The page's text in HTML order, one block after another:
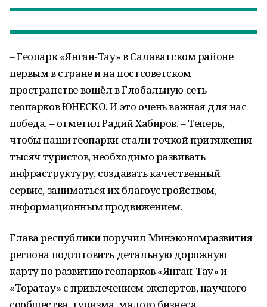
– Геопарк «Янган-Тау» в Салаватском районе
первым в стране и на постсоветском
пространстве вошёл в Глобальную сеть
геопарков ЮНЕСКО. И это очень важная для нас
победа, – отметил Радий Хабиров. – Теперь,
чтобы наши геопарки стали точкой притяжения
тысяч туристов, необходимо развивать
инфраструктуру, создавать качественный
сервис, заниматься их благоустройством,
информационным продвижением.
Глава республики поручил Минэкономразвития
региона подготовить детальную дорожную
карту по развитию геопарков «Янган-Тау» и
«Торатау» с привлечением экспертов, научного